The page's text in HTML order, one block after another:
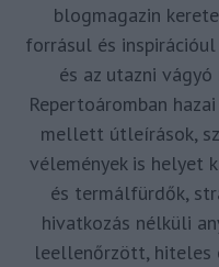
blogmagazin
forrásul és
és az utazni vágyó
Repertoáromban
mellett útleírások,
vélemények is helyet
és termálfürdők,
hivatkozás nélküli
leellenőrzött, hiteles